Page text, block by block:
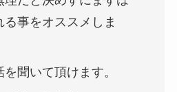
事をオススメしま
聞いて頂けます。